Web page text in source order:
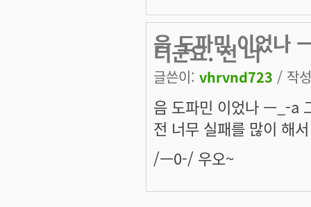
음 도파민 이었나
더군요. 전 너
글쓴이: vhrvnd723 / 작
음 도파민 이었나 ㅡ_-a
전 너무 실패를 많이 해
/ㅡ0-/ 우오~